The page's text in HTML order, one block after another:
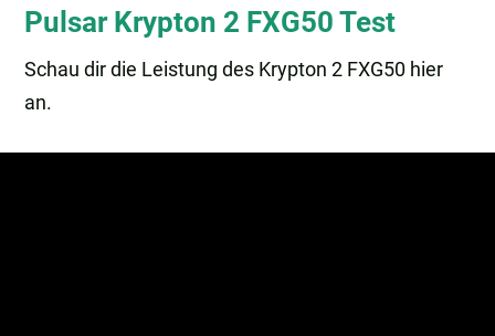
Pulsar Krypton 2 FXG50 Test
Schau dir die Leistung des Krypton 2 FXG50 hier
an.